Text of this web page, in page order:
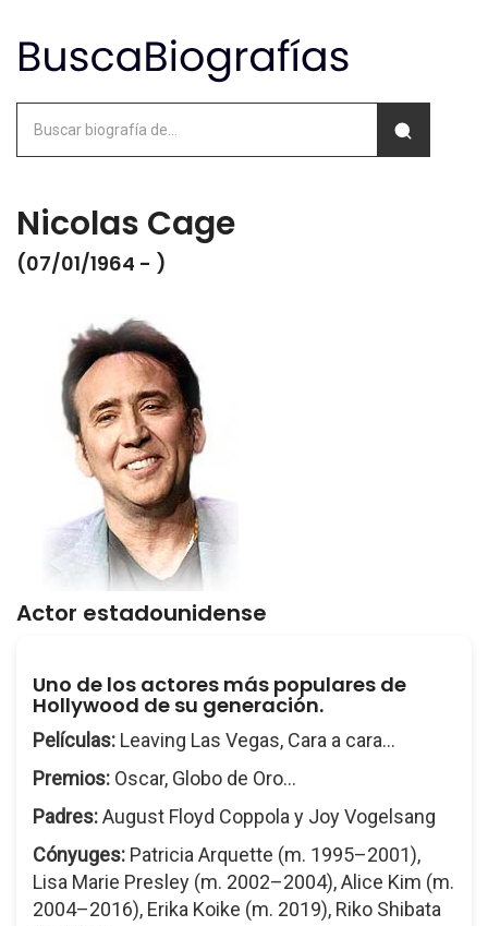
Nicolas Cage
(07/01/1964 - )
Actor estadounidense
Uno de los actores más populares de
Hollywood de su generación.
Películas: Leaving Las Vegas, Cara a cara...
Premios: Oscar, Globo de Oro...
Padres:August Floyd Coppola y Joy Vogelsang
Cónyuges: Patricia Arquette (m. 1995–2001),
Lisa Marie Presley (m. 2002–2004), Alice Kim (m.
2004–2016), Erika Koike (m. 2019), Riko Shibata